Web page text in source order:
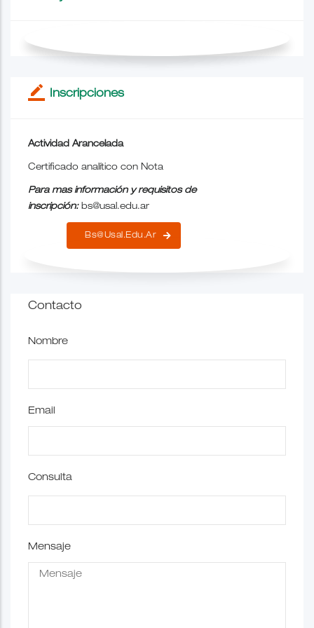
border_color Inscripciones
Actividad Arancelada
Certificado analítico con Nota
Para mas información y requisitos de
inscripción:bs@usal.edu.ar
Bs@usal.edu.ar
Contacto
Nombre
Email
Consulta
Mensaje